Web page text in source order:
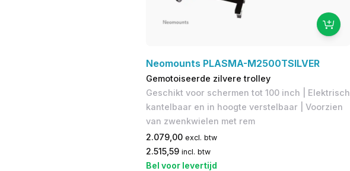
Neomounts PLASMA-M2500TSILVER
Gemotoiseerde zilvere trolley
Geschikt voor schermen tot 100 inch | Elektrisch
kantelbaar en in hoogte verstelbaar | Voorzien
van zwenkwielen met rem
2.079,00 excl. btw
2.515,59 incl. btw
Bel voor levertijd